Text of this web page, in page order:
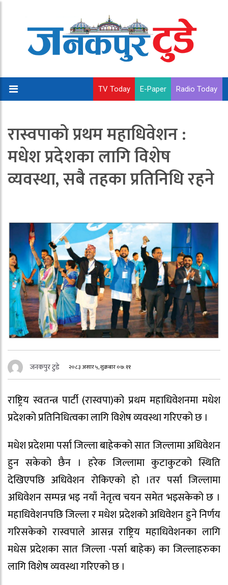
TV Today E-Paper Radio Today
रास्वपाको प्रथम महाधिवेशन :
मधेश प्रदेशका लागि विशेष
व्यवस्था, सबै तहका प्रतिनिधि रहने
जनकपुर टुडे २०८३ असार ५, शुक्रबार ०७:११
राष्ट्रिय स्वतन्त्र पार्टी (रास्वपा)को प्रथम महाधिवेशनमा मधेश
प्रदेशको प्रतिनिधित्वका लागि विशेष व्यवस्था गरिएको छ ।
मधेश प्रदेशमा पर्सा जिल्ला बाहेकको सात जिल्लामा अधिवेशन
हुन सकेको छैन । हरेक जिल्लामा कुटाकुटको स्थिति
देखिएपछि अधिवेशन रोकिएको हो ।तर पर्सा जिल्लामा
अधिवेशन सम्पन्न भइ नयाँ नेतृत्व चयन समेत भइसकेको छ ।
महाधिवेशनपछि जिल्ला र मधेश प्रदेशको अधिवेशन हुने निर्णय
गरिसकेको रास्वपाले आसन्न राष्ट्रिय महाधिवेशनका लागि
मधेस प्रदेशका सात जिल्ला -पर्सा बाहेक) का जिल्लाहरुका
लागि विशेष व्यवस्था गरिएको छ ।